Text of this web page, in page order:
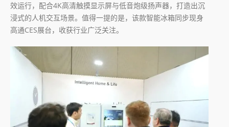
效运行，配合4K高清触摸显示屏与低音炮级扬声器，打造出沉
浸式的人机交互场景。值得一提的是，该款智能冰箱同步现身
高通CES展台，收获行业广泛关注。